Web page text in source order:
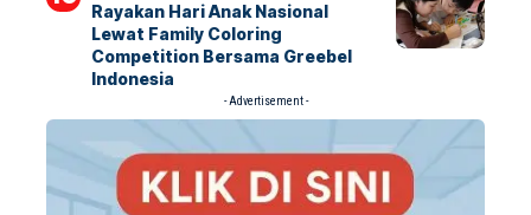
Rayakan Hari Anak Nasional
Lewat Family Coloring
Competition Bersama Greebel
Indonesia
- Advertisement -